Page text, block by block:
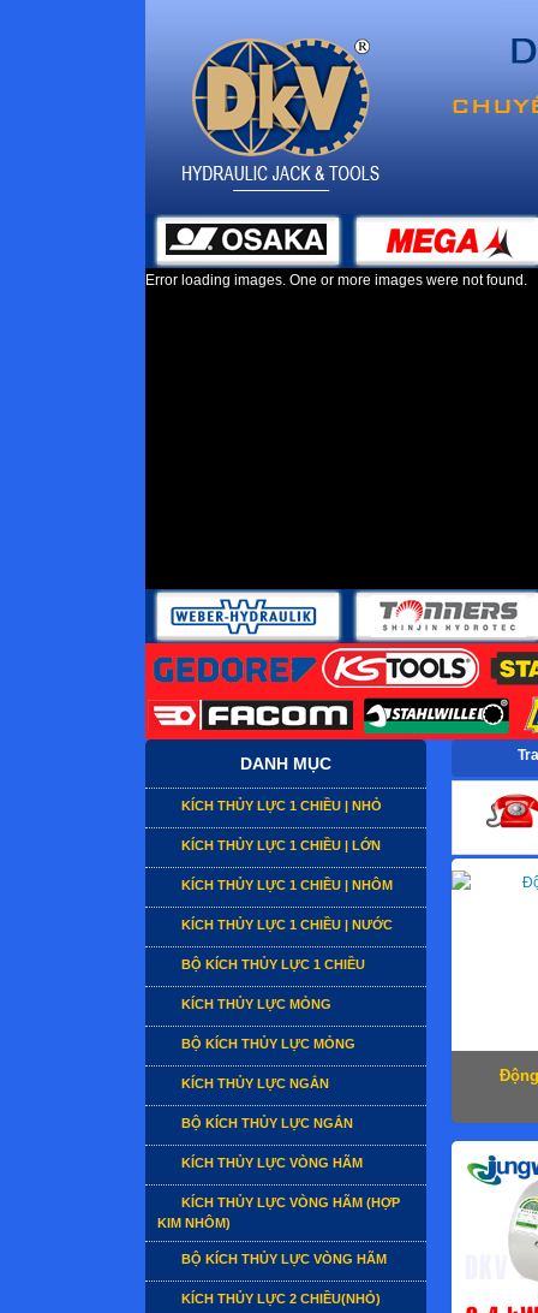
Error loading images. One or more images were not found.
DANH MỤC
KÍCH THỦY LỰC 1 CHIỀU | NHỎ
KÍCH THỦY LỰC 1 CHIỀU | LỚN
KÍCH THỦY LỰC 1 CHIỀU | NHÔM
KÍCH THỦY LỰC 1 CHIỀU | NƯỚC
BỘ KÍCH THỦY LỰC 1 CHIỀU
KÍCH THỦY LỰC MỎNG
BỘ KÍCH THỦY LỰC MỎNG
KÍCH THỦY LỰC NGẮN
BỘ KÍCH THỦY LỰC NGẮN
KÍCH THỦY LỰC VÒNG HÃM
KÍCH THỦY LỰC VÒNG HÃM (HỢP
KIM NHÔM)
BỘ KÍCH THỦY LỰC VÒNG HÃM
KÍCH THỦY LỰC 2 CHIỀU(NHỎ)